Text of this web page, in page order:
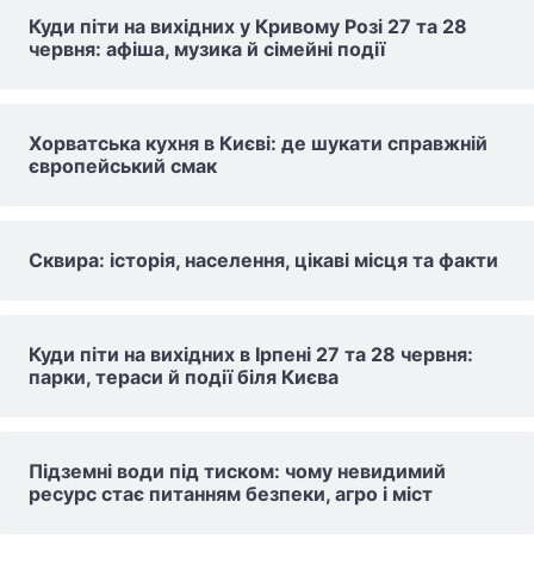
Куди піти на вихідних у Кривому Розі 27 та 28
червня: афіша, музика й сімейні події
Хорватська кухня в Києві: де шукати справжній
європейський смак
Сквира: історія, населення, цікаві місця та факти
Куди піти на вихідних в Ірпені 27 та 28 червня:
парки, тераси й події біля Києва
Підземні води під тиском: чому невидимий
ресурс стає питанням безпеки, агро і міст